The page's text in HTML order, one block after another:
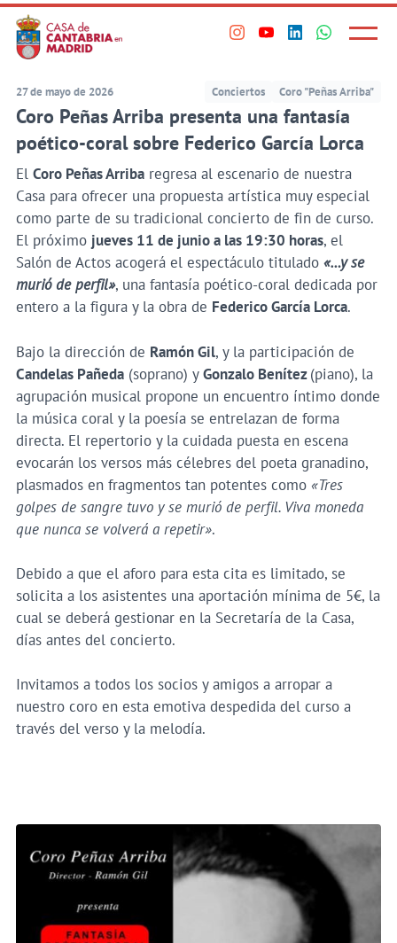
Saltar
al
contenido
principal
Visita
perfil
Visita
perfil
Visita
perfil
Visita
perfil
en
Principal
Menú
27 de mayo de 2026 Conciertos Coro "Peñas Arriba"
Coro Peñas Arriba presenta una fantasía
poético-coral sobre Federico García Lorca
El Coro Peñas Arribaregresa al escenario de nuestra
Casa para ofrecer una propuesta artística muy especial
como parte de su tradicional concierto de fin de curso.
El próximo jueves 11 de junio a las 19:30 horas, el
Salón de Actos acogerá el espectáculo titulado «…y se
murió de perfil», una fantasía poético-coral dedicada por
entero a la figura y la obra de Federico García Lorca.
Bajo la dirección de Ramón Gil, y la participación de
Candelas Pañeda(soprano) yGonzalo Benítez(piano), la
agrupación musical propone un encuentro íntimo donde
la música coral y la poesía se entrelazan de forma
directa. El repertorio y la cuidada puesta en escena
evocarán los versos más célebres del poeta granadino,
plasmados en fragmentos tan potentes como «Tres
golpes de sangre tuvo y se murió de perfil. Viva moneda
que nunca se volverá a repetir».
Debido a que el aforo para esta cita es limitado, se
solicita a los asistentes una aportación mínima de 5€, la
cual se deberá gestionar en la Secretaría de la Casa,
días antes del concierto.
Invitamos a todos los socios y amigos a arropar a
nuestro coro en esta emotiva despedida del curso a
través del verso y la melodía.